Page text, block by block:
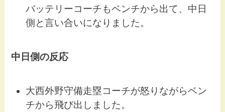
バッテリーコーチもベンチから出て、中日
側と言い合いになりました。
中日側の反応
大西外野守備走塁コーチが怒りながらベン
チから飛び出しました。